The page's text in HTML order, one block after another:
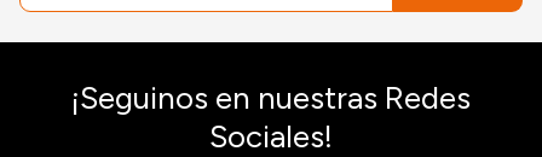
¡Seguinos en nuestras Redes
Sociales!